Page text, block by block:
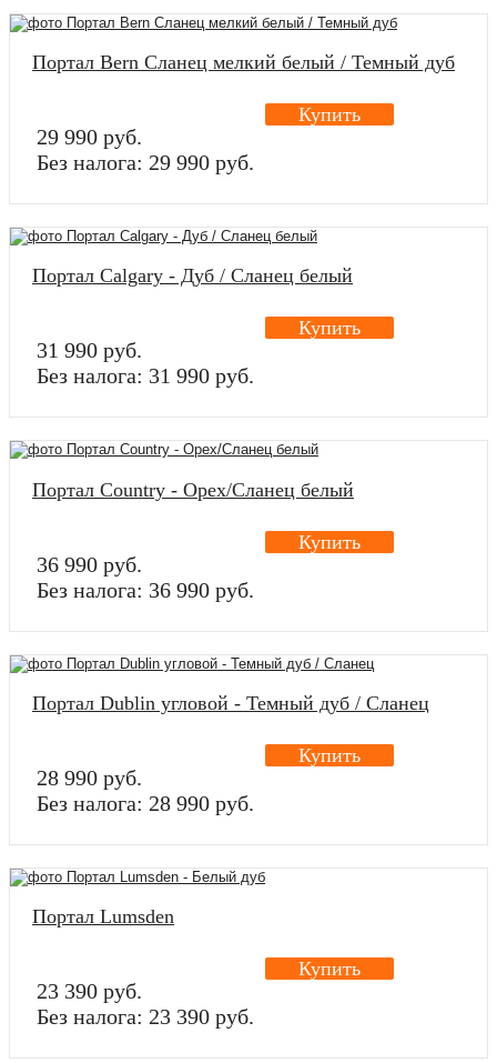
Портал Bern Сланец мелкий белый / Темный дуб
29 990 руб.
Без налога: 29 990 руб.
Купить
Портал Calgary - Дуб / Сланец белый
31 990 руб.
Без налога: 31 990 руб.
Купить
Портал Country - Орех/Сланец белый
36 990 руб.
Без налога: 36 990 руб.
Купить
Портал Dublin угловой - Темный дуб / Сланец
28 990 руб.
Без налога: 28 990 руб.
Купить
Портал Lumsden
23 390 руб.
Без налога: 23 390 руб.
Купить